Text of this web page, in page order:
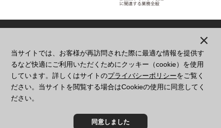
本 大阪府東大阪市西堤学園町1丁目2番23号
06-6782-5141
和歌山 和歌山県日高郡日高川町大字平川字長田84-9
0738-52-0109
プライバシーポリシー
当サイトでは、お客様が再訪問された際に最適な情報を提供す
るなど快適にご利用いただくためにクッキー（cookie）を使用
しています。詳しくはサイトのプライバシーポリシーをご覧く
ださい。当サイトを閲覧する場合はCookieの使用に同意してく
ださい。
同意しました